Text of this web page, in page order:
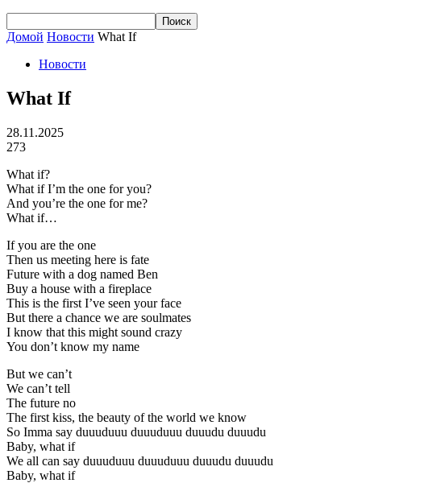
Домой Новости What If
Новости
What If
28.11.2025
273
What if?
What if I’m the one for you?
And you’re the one for me?
What if…
If you are the one
Then us meeting here is fate
Future with a dog named Ben
Buy a house with a fireplace
This is the first I’ve seen your face
But there a chance we are soulmates
I know that this might sound crazy
You don’t know my name
But we can’t
We can’t tell
The future no
The first kiss, the beauty of the world we know
So Imma say duuuduuu duuuduuu duuudu duuudu
Baby, what if
We all can say duuuduuu duuuduuu duuudu duuudu
Baby, what if